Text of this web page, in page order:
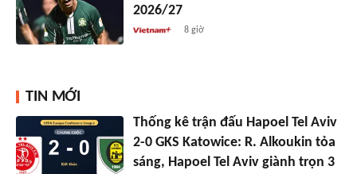
2026/27
8 giờ
TIN MỚI
Thống kê trận đấu Hapoel Tel Aviv
2-0 GKS Katowice: R. Alkoukin tỏa
sáng, Hapoel Tel Aviv giành trọn 3